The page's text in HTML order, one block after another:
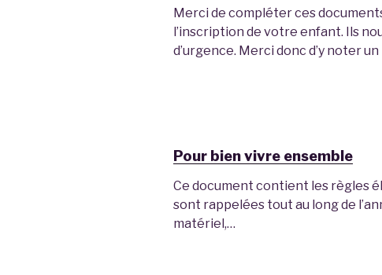
Merci de compléter ces
l’inscription de votre enfant. Ils
d’urgence. Merci donc d’y noter
Pour bien vivre ensemble
Ce document contient les règles
sont rappelées tout au long de
matériel,…